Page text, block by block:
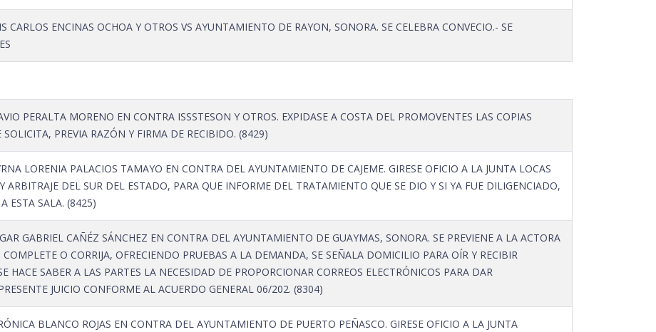
CARLOS ENCINAS OCHOA Y OTROS VS AYUNTAMIENTO DE RAYON, SONORA. SE CELEBRA CONVECIO.- SE
PERALTA MORENO EN CONTRA ISSSTESON Y OTROS. EXPIDASE A COSTA DEL PROMOVENTES LAS COPIAS
SOLICITA, PREVIA RAZÓN Y FIRMA DE RECIBIDO. (8429)
LORENIA PALACIOS TAMAYO EN CONTRA DEL AYUNTAMIENTO DE CAJEME. GIRESE OFICIO A LA JUNTA LOCAS
ARBITRAJE DEL SUR DEL ESTADO, PARA QUE INFORME DEL TRATAMIENTO QUE SE DIO Y SI YA FUE DILIGENCIADO,
ESTA SALA. (8425)
GABRIEL CAÑÉZ SÁNCHEZ EN CONTRA DEL AYUNTAMIENTO DE GUAYMAS, SONORA. SE PREVIENE A LA ACTORA
COMPLETE O CORRIJA, OFRECIENDO PRUEBAS A LA DEMANDA, SE SEÑALA DOMICILIO PARA OÍR Y RECIBIR
HACE SABER A LAS PARTES LA NECESIDAD DE PROPORCIONAR CORREOS ELECTRÓNICOS PARA DAR
JUICIO CONFORME AL ACUERDO GENERAL 06/202. (8304)
BLANCO ROJAS EN CONTRA DEL AYUNTAMIENTO DE PUERTO PEÑASCO. GIRESE OFICIO A LA JUNTA